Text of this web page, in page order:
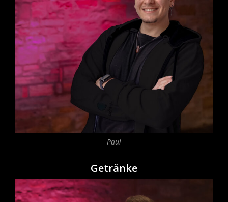
Paul
Getränke